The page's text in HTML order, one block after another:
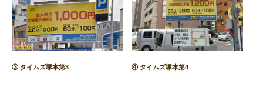
③ タイムズ塚本第3 ④ タイムズ塚本第4